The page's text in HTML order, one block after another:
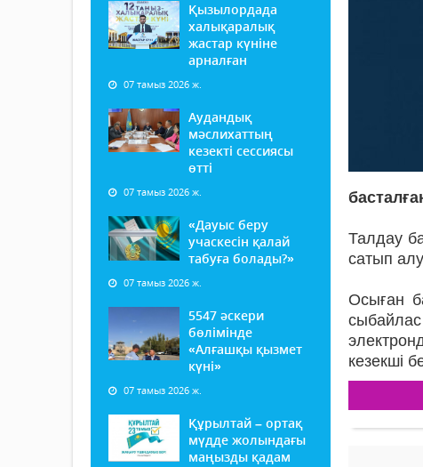
Қызылордада
халықаралық
жастар күніне
арналған
07 тамыз 2026 ж.
Аудандық
мәслихаттың
кезекті сессиясы
өтті
07 тамыз 2026 ж.
«Дауыс беру
учаскесін қалай
табуға болады?»
07 тамыз 2026 ж.
5547 әскери
бөлімінде
«Алғашқы қызмет
күні»
07 тамыз 2026 ж.
Құрылтай – ортақ
мүдде жолындағы
маңызды қадам
Талдау
сатып
Осыған
кезекші